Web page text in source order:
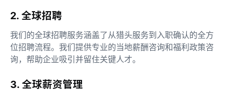
2. 全球招聘
我们的全球招聘服务涵盖了从猎头服务到入职确认的全方
位招聘流程。我们提供专业的当地薪酬咨询和福利政策咨
询，帮助企业吸引并留住关键人才。
3. 全球薪资管理